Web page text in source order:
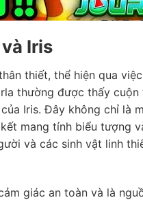
Iris
thiết, thể hiện qua
thường được thấy
Iris. Đây không chỉ là
mang tính biểu tượng
và các sinh vật linh
giác an toàn và là